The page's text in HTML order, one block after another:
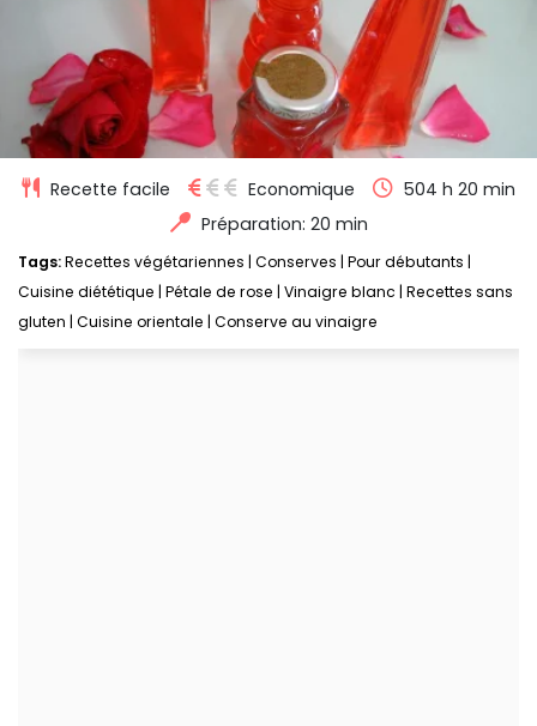
Recette facile Economique
504 h 20 min
Préparation: 20 min
Tags:Recettes végétariennes Conserves Pour débutants
Cuisine diététique Pétale de rose Vinaigre blanc Recettes sans
gluten Cuisine orientale Conserve au vinaigre